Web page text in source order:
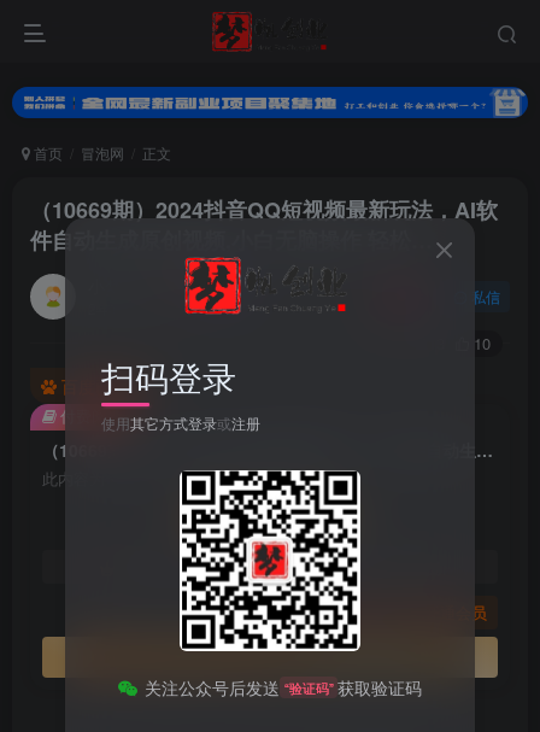
首页 冒泡网 正文
（10669期）2024抖音QQ短视频最新玩法，AI软
件自动生成原创视频,小白无脑操作 轻松…
私信
10
百度已收录
（10669期）2024抖音QQ短视频最新玩法，AI软件自动生成原创视频,小白无脑操作 轻松…
此内容为付费阅读，请付费后查看
会员专属资源
免费 钻石会员
您暂无购买权限，请先开通会员
开通会员
付费阅读
扫码登录
使用其它方式登录或注册
关注公众号后发送 “验证码” 获取验证码